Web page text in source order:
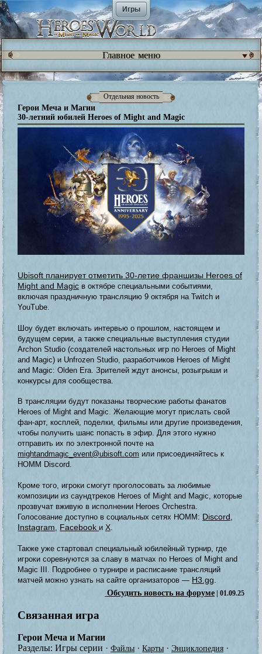
Игры
Главное меню
Отдельная новость
Герои Меча и Магии
30-летний юбилей Heroes of Might and Magic
Ubisoft планирует отметить 30‑летие франшизы Heroes of
Might and Magic в октябре специальными событиями,
включая праздничную трансляцию 9 октября на Twitch и
YouTube.
Шоу будет включать интервью о прошлом, настоящем и
будущем серии, а также специальные выступления студии
Archon Studio (создателей настольных игр по Heroes of Might
and Magic) и Unfrozen Studio, разработчиков Heroes of Might
and Magic: Olden Era. Зрителей ждут анонсы, розыгрыши и
конкурсы для сообщества.
В трансляции будут показаны творческие работы фанатов
Heroes of Might and Magic. Желающие могут прислать свой
фан-арт, косплей, поделки, фильмы или другие произведения,
чтобы получить шанс попасть в эфир. Для этого нужно
отправить их по электронной почте на
mightandmagic_event@ubisoft.com или присоединяйтесь к
HOMM Discord.
Кроме того, игроки смогут проголосовать за любимые
композиции из саундтреков Heroes of Might and Magic, которые
прозвучат вживую в исполнении Heroes Orchestra.
Голосование доступно в социальных сетях HOMM: Discord
Instagram Facebook и X
Также уже стартовал специальный юбилейный турнир, где
игроки соревнуются за славу в матчах по Heroes of Might and
Magic III. Подробнее о турнире и расписание трансляций
матчей можно узнать на сайте организаторов — H3.gg
Обсудить новость на форуме | 01.09.25
Связанная игра
Герои Меча и Магии
Разделы: Игры серии · Файлы · Карты · Энциклопедия ·